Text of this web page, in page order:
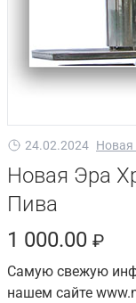
24.02.2024 Новая
Новая Эра
Пива
1 000.00 ₽
Самую свежую
нашем сайте